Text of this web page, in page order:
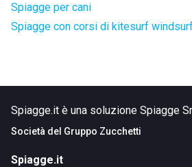
Spiagge per cani
Spiagge con corsi di kitesurf
Spiagge.it è una soluzione Spiagge
Società del Gruppo Zucchetti
Spiagge.it